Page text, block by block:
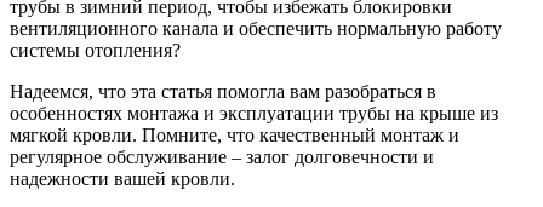
трубы в зимний период, чтобы избежать блокировки
вентиляционного канала и обеспечить нормальную работу
системы отопления?
Надеемся, что эта статья помогла вам разобраться в
особенностях монтажа и эксплуатации трубы на крыше из
мягкой кровли. Помните, что качественный монтаж и
регулярное обслуживание – залог долговечности и
надежности вашей кровли.